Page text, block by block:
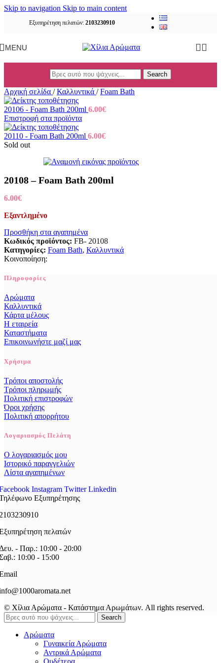
Skip to navigation Skip to main content
Εξυπηρέτηση πελατών: 2103230910
MENU
Search
Αρχική σελίδα / Καλλυντικά / Foam Bath
20106 - Foam Bath 200ml 6.00€
Επιστροφή στα προϊόντα
20110 - Foam Bath 200ml 6.00€
Sold out
20108 – Foam Bath 200ml
6.00€
Εξαντλημένο
Προσθήκη στα αγαπημένα
Κωδικός προϊόντος: FB- 20108
Κατηγορίες: Foam Bath, Καλλυντικά
Κοινοποίηση:
Πληροφορίες
Αρώματα
Καλλυντικά
Κάρτα μέλους
Η εταιρεία
Καταστήματα
Επικοινωνήστε μαζί μας
Χρήσιμα
Τρόποι αποστολής
Τρόποι πληρωμής
Πολιτική επιστροφών
Όροι χρήσης
Πολιτική απορρήτου
Λογαριασμός Πελάτη
Ο λογαριασμός μου
Ιστορικό παραγγελιών
Λίστα αγαπημένων
Instagram Twitter Linkedin
Εξυπηρέτησης
πελατών
- Παρ.: 10:00 - 20:00
10:00 - 15:00
© Χίλια Αρώματα - Κατάστημα Αρωμάτων. All rights reserved.
Search
Αρώματα
Γυναικεία Αρώματα
Αντρικά Αρώματα
Ουδέτερα